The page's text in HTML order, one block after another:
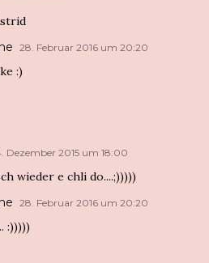
28. Februar 2016 um 20:20
:)
Dezember 2015 um 18:00
wieder e chli do....;)))))
28. Februar 2016 um 20:20
:)))))